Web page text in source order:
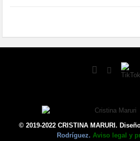
© 2019-2022 CRISTINA MARURI.
Rodríguez. Aviso legal y